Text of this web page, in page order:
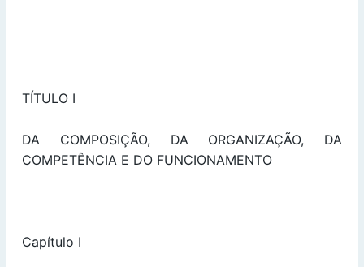
TÍTULO I
DA COMPOSIÇÃO, DA ORGANIZAÇÃO, DA
COMPETÊNCIA E DO FUNCIONAMENTO
Capítulo I